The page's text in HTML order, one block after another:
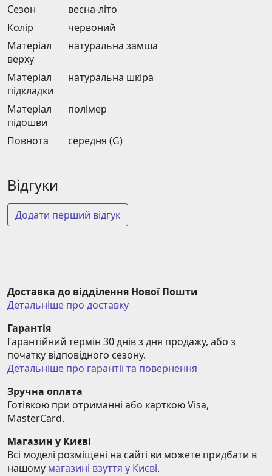
Сезон
весна-літо
Колір
червоний
Матеріал
верху
натуральна замша
Матеріал
підкладки
натуральна шкіра
Матеріал
підошви
полімер
Повнота середня (G)
Відгуки
Додати перший відгук
Доставка до відділення Нової Пошти
Детальніше про доставку
Гарантія
Гарантійний термін 30 днів з дня продажу, або з
початку відповідного сезону.
Детальніше про гарантії та повернення
Зручна оплата
Готівкою при отриманні або карткою Visa,
MasterCard.
Магазин у Києві
Всі моделі розміщені на сайті ви можете придбати в
нашому магазині взуття у Києві.